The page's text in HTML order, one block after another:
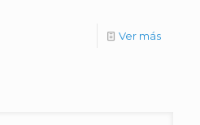
Ver más